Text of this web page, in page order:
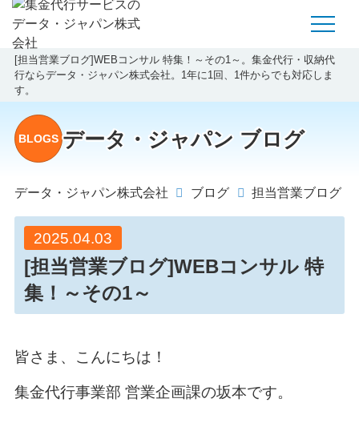
[担当営業ブログ]WEBコンサル 特集！～その1～。集金代行・収納代
行ならデータ・ジャパン株式会社。1年に1回、1件からでも対応しま
す。
BLOGS データ・ジャパン ブログ
データ・ジャパン株式会社 ブログ 担当営業ブログ
2025.04.03
[担当営業ブログ]WEBコンサル 特
集！～その1～
皆さま、こんにちは！
集金代行事業部 営業企画課の坂本です。